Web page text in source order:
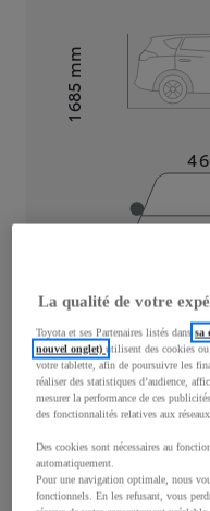
4
Hauteur1 685
mm
Largeur
1 855
Consommation mixte
Consommation mixte
Émissions CO2
La qualité de votre
Toyota et ses Partenaires listés danssa
nouvel onglet)utilisent des cookies
votre tablette, afin de poursuivre les
réaliser des statistiques d’audience,
mesurer la performance de ces
des fonctionnalités relatives aux
Des cookies sont nécessaires au
automatiquement.
Pour une navigation optimale, nous
fonctionnels. En les refusant, vous